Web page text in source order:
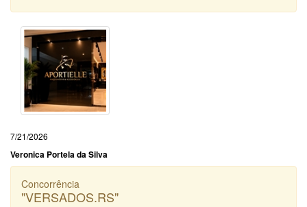
7/21/2026
Veronica Portela da Silva
Concorrência
"VERSADOS.RS"